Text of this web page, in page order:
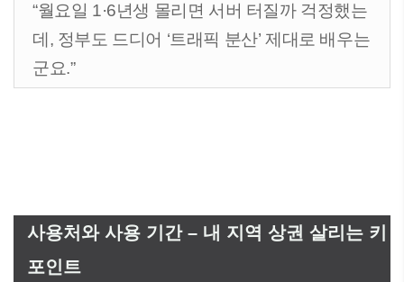
“월요일 1·6년생 몰리면 서버 터질까 걱정했는
데, 정부도 드디어 ‘트래픽 분산’ 제대로 배우는
군요.”
사용처와 사용 기간 – 내 지역 상권 살리는 키
포인트